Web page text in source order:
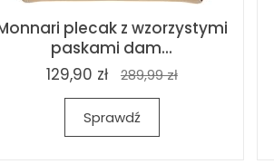
plecak z wzorzystymi
paskami dam...
129,90 zł
289,99 zł
Sprawdź